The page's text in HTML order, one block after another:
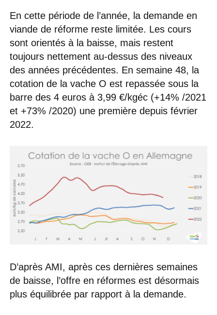
En cette période de l’année, la demande en
viande de réforme reste limitée. Les cours
sont orientés à la baisse, mais restent
toujours nettement au-dessus des niveaux
des années précédentes. En semaine 48, la
cotation de la vache O est repassée sous la
barre des 4 euros à 3,99 €/kgéc (+14% /2021
et +73% /2020) une première depuis février
2022.
D’après AMI, après ces dernières semaines
de baisse, l’offre en réformes est désormais
plus équilibrée par rapport à la demande.